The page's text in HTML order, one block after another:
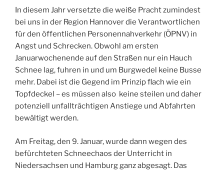
In diesem Jahr versetzte die weiße Pracht zumindest
bei uns in der Region Hannover die Verantwortlichen
für den öffentlichen Personennahverkehr (ÖPNV) in
Angst und Schrecken. Obwohl am ersten
Januarwochenende auf den Straßen nur ein Hauch
Schnee lag, fuhren in und um Burgwedel keine Busse
mehr. Dabei ist die Gegend im Prinzip flach wie ein
Topfdeckel – es müssen also keine steilen und daher
potenziell unfallträchtigen Anstiege und Abfahrten
bewältigt werden.
Am Freitag, den 9. Januar, wurde dann wegen des
befürchteten Schneechaos der Unterricht in
Niedersachsen und Hamburg ganz abgesagt. Das